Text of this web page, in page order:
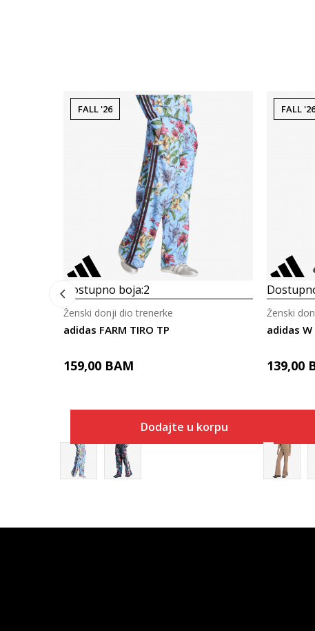
FALL '26
Dostupno boja:2
adidas FARM TIRO TP
Ženski donji dio trenerke
159,00 BAM
Dodajte u korpu
FALL '26
adidas W
Ženski
139,00